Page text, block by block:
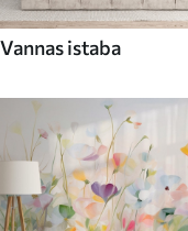
Vannas istaba